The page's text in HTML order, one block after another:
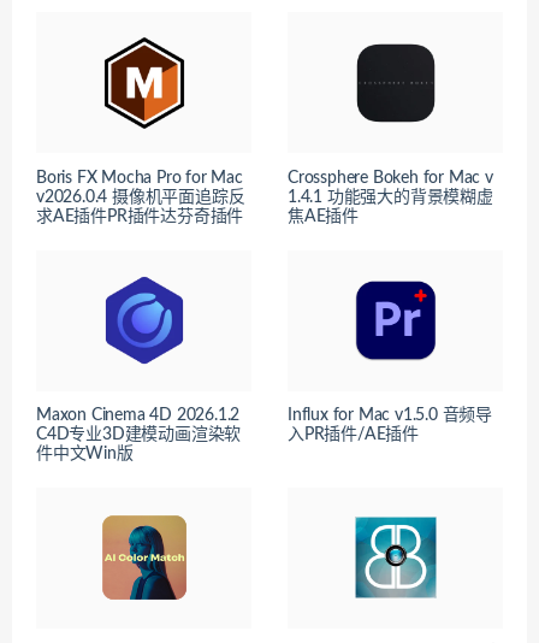
Boris FX Mocha Pro for Mac
v2026.0.4 摄像机平面追踪反
求AE插件PR插件达芬奇插件
Crossphere Bokeh for Mac v
1.4.1 功能强大的背景模糊虚
焦AE插件
Maxon Cinema 4D 2026.1.2
C4D专业3D建模动画渲染软
件中文Win版
Influx for Mac v1.5.0 音频导
入PR插件/AE插件